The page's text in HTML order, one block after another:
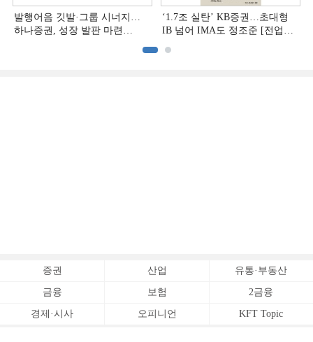
발행어음 깃발·그룹 시너지…
하나증권, 성장 발판 마련
‘1.7조 실탄’ KB증권…초대형
IB 넘어 IMA도 정조준 [전업계
증권 산업 유통·부동산
금융 보험 2금융
경제·시사 오피니언 KFT Topic